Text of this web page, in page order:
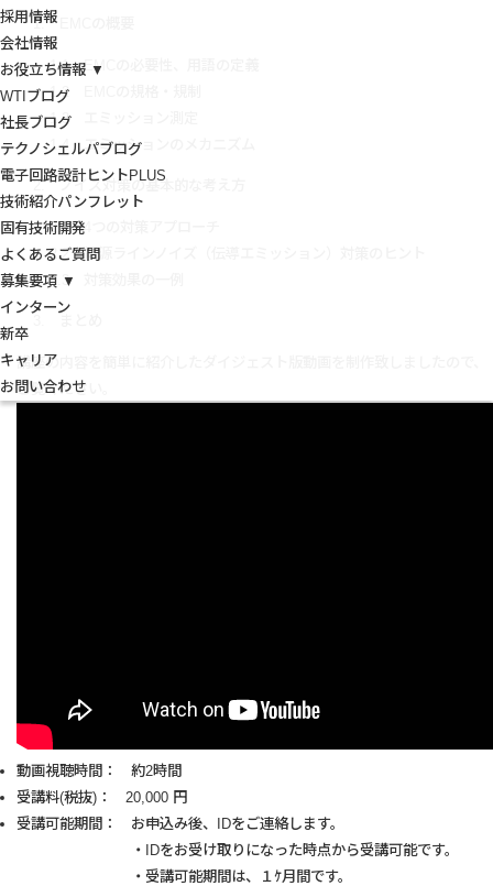
採用情報
会社情報
お役立ち情報 ▼
WTIブログ
社長ブログ
テクノシェルパブログ
電子回路設計ヒントPLUS
技術紹介パンフレット
固有技術開発
よくあるご質問
募集要項 ▼
インターン
新卒
キャリア
お問い合わせ
1. EMCの概要
1.1 EMCの必要性、用語の定義
1.2 EMCの規格・規制
1.3 エミッション測定
1.4 エミッションのメカニズム
2. ノイズ対策の基本的な考え方
2.1 4つの対策アプローチ
2.2 電源ラインノイズ（伝導エミッション）対策のヒント
2.3 対策効果の一例
講座の内容を簡単に紹介したダイジェスト版動画を制作致しましたので、
ご覧ください。
動画視聴時間： 約2時間
受講料(税抜)： 20,000 円
受講可能期間： お申込み後、IDをご連絡します。
・IDをお受け取りになった時点から受講可能です。
・受講可能期間は、１ｹ月間です。